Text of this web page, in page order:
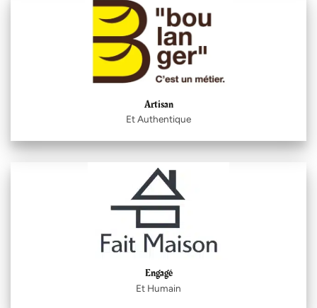
Artisan
Et Authentique
Engagé
Et Humain